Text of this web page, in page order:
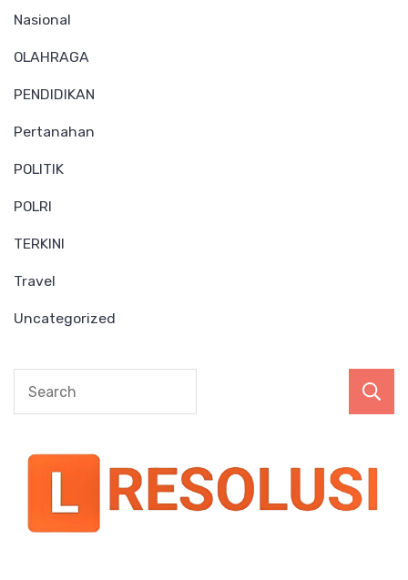
Nasional
OLAHRAGA
PENDIDIKAN
Pertanahan
POLITIK
POLRI
TERKINI
Travel
Uncategorized